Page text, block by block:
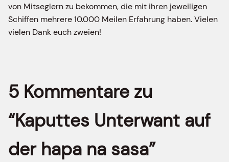
von Mitseglern zu bekommen, die mit ihren jeweiligen
Schiffen mehrere 10.000 Meilen Erfahrung haben. Vielen
vielen Dank euch zweien!
5 Kommentare zu
“Kaputtes Unterwant auf
der hapa na sasa”